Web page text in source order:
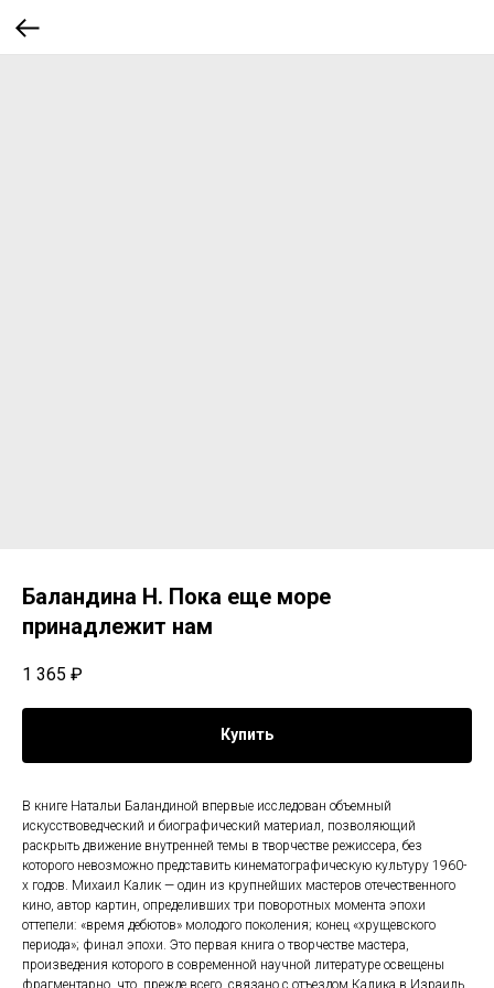
Баландина Н. Пока еще море
принадлежит нам
1 365 ₽
Купить
В книге Натальи Баландиной впервые исследован объемный
искусствоведческий и биографический материал, позволяющий
раскрыть движение внутренней темы в творчестве режиссера, без
которого невозможно представить кинематографическую культуру 1960-
х годов. Михаил Калик — один из крупнейших мастеров отечественного
кино, автор картин, определивших три поворотных момента эпохи
оттепели: «время дебютов» молодого поколения; конец «хрущевского
периода»; финал эпохи. Это первая книга о творчестве мастера,
произведения которого в современной научной литературе освещены
фрагментарно, что, прежде всего, связано с отъездом Калика в Израиль